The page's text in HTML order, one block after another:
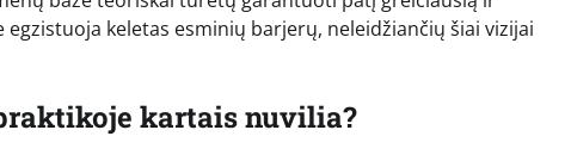
keletas esminių barjerų, neleidžiančių šiai vizijai
kartais nuvilia?